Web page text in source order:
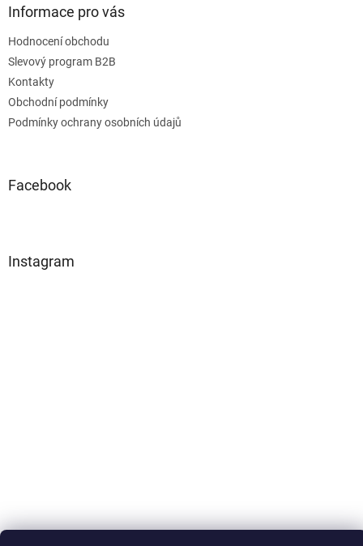
Informace pro vás
Hodnocení obchodu
Slevový program B2B
Kontakty
Obchodní podmínky
Podmínky ochrany osobních údajů
Facebook
Instagram